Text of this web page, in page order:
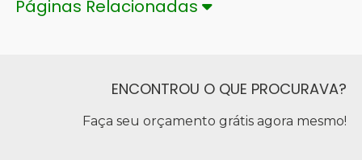
Páginas Relacionadas
ENCONTROU O QUE PROCURAVA?
Faça seu orçamento grátis agora mesmo!